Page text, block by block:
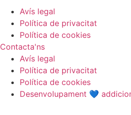
Avís legal
Política de privacitat
Política de cookies
Contacta'ns
Avís legal
Política de privacitat
Política de cookies
Desenvolupament 💙